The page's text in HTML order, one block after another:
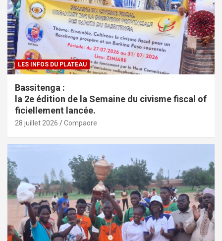
LES INFOS DU PLATEAU
Bassitenga :
la 2e édition de la Semaine du civisme fiscal of
ficiellement lancée.
28 juillet 2026 Compaore